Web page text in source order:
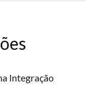
Integração